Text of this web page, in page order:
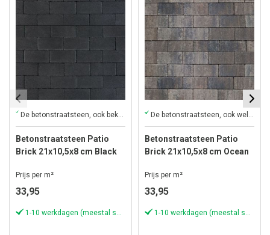
De betonstraatsteen, ook bekend als de klinker, is een veelzijdige favoriet die overal past
Betonstraatsteen Patio
Brick 21x10,5x8 cm Black
Prijs per m²
33,95
De betonstraatsteen, ook wel algemeen bekend als de klinker
Betonstraatsteen Patio
Brick 21x10,5x8 cm Ocean
Prijs per m²
33,95